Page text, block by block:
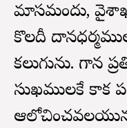
మాసమందు,
కొలదీ
కలుగును. గాన
సుఖములకే కాక